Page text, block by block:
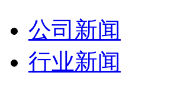
公司新闻
行业新闻